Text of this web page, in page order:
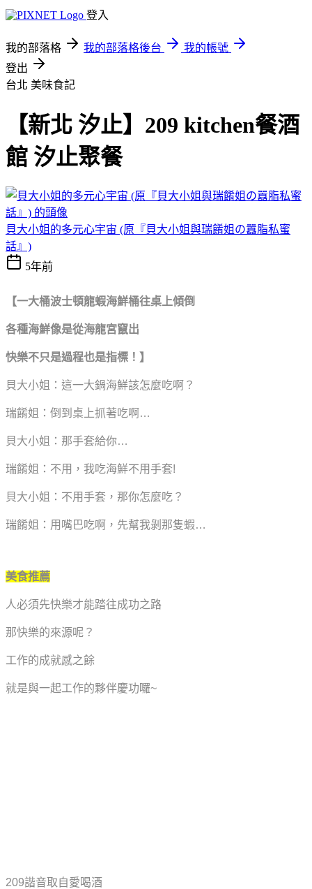
登入
我的部落格 我的部落格後台
我的帳號
登出
台北 美味食記
【新北 汐止】209 kitchen餐酒
館 汐止聚餐
貝大小姐的多元心宇宙 (原『貝大小姐與瑞餚姐の囂脂私蜜
話』)
5年前
【一大桶波士頓龍蝦海鮮桶往桌上傾倒
各種海鮮像是從海龍宮竄出
快樂不只是過程也是指標！】
貝大小姐：這一大鍋海鮮該怎麼吃啊？
瑞餚姐：倒到桌上抓著吃啊…
貝大小姐：那手套給你…
瑞餚姐：不用，我吃海鮮不用手套!
貝大小姐：不用手套，那你怎麼吃？
瑞餚姐：用嘴巴吃啊，先幫我剝那隻蝦…
美食推薦
人必須先快樂才能踏往成功之路
那快樂的來源呢？
工作的成就感之餘
就是與一起工作的夥伴慶功囉~
209諧音取自愛喝酒